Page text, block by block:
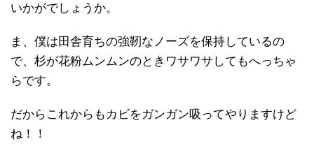
いかがでしょうか。
ま、僕は田舎育ちの強靭なノーズを保持しているの
で、杉が花粉ムンムンのときワサワサしてもへっちゃ
らです。
だからこれからもカビをガンガン吸ってやりますけど
ね！！